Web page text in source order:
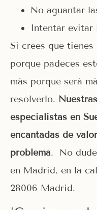
No aguantar
Intentar evitar
Si crees que
porque padeces
más porque será
resolverlo.
especialistas en
encantadas de
problema. No
en Madrid, en la
28006 Madrid.